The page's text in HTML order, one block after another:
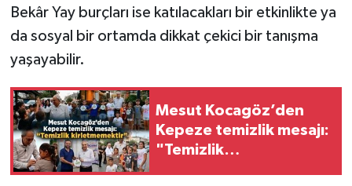
Bekâr Yay burçları ise katılacakları bir etkinlikte ya
da sosyal bir ortamda dikkat çekici bir tanışma
yaşayabilir.
Mesut Kocagöz’den
Kepeze temizlik mesajı:
"Temizlik